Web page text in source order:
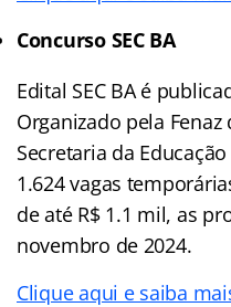
Concurso SEC BA
Edital SEC BA é
Organizado pela
Secretaria da
1.624 vagas
de até R$ 1.1 mil, as
novembro de 2024.
Clique aqui e saiba